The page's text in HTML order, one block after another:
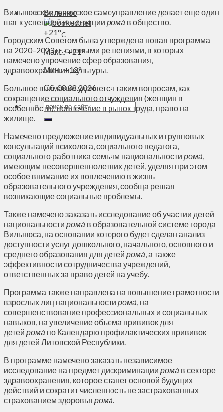
Вильнюс
+21°C
Макс.:+21°
Мин.:+12°
Сб, 08.08.2026
Вильнюсское городское самоуправление делает еще один
шаг к успешной интеграции рома́ в общество.
Городским Советом была утверждена новая программа
на 2020–2023 гг. с новыми решениями, в которых
намечено упрочение сфер образования,
здравоохранения, культуры.
Большое внимание уделяется таким вопросам, как
сокращение социального отчуждения (женщин в
особенности), вовлечение в рынок труда, право на
жилище.
Намечено предложение индивидуальных и групповых
консультаций психолога, социального педагога,
социального работника семьям национальности рома́,
имеющим несовершеннолетних детей, уделяя при этом
особое внимание их вовлечению в жизнь
образовательного учреждения, сообща решая
возникающие социальные проблемы.
Также намечено заказать исследование об участии детей
национальности рома́ в образовательной системе города
Вильнюса, на основании которого будет сделан анализ
доступности услуг дошкольного, начального, основного и
среднего образования для детей рома́, а также
эффективности сотрудничества учреждений,
ответственных за право детей на учебу.
Программа также направлена на повышение грамотности
взрослых лиц национальности рома́, на
совершенствование профессиональных и социальных
навыков, на увеличение объема прививок для
детей рома́ по Календарю профилактических прививок
для детей Литовской Республики.
В программе намечено заказать независимое
исследование на предмет дискриминации рома́ в секторе
здравоохранения, которое станет основой будущих
действий и сократит численность не застрахованных
страхованием здоровья рома́.